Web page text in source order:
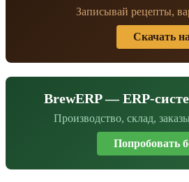
Записывай рецепты,
Скачать
BrewERP — ERP-
Производство, склад,
Попробовать